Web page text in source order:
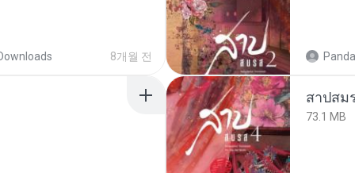
8개월 전
สาปสม
73.1 MB